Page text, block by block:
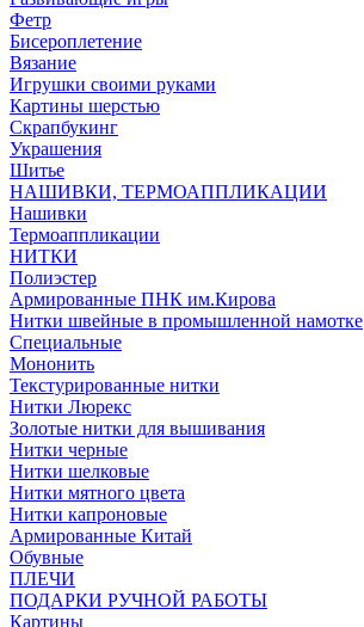
Фетр
Бисероплетение
Вязание
Игрушки своими руками
Картины шерстью
Скрапбукинг
Украшения
Шитье
НАШИВКИ, ТЕРМОАППЛИКАЦИИ
Нашивки
Термоаппликации
НИТКИ
Полиэстер
Армированные ПНК им.Кирова
Нитки швейные в промышленной намотке
Специальные
Мононить
Текстурированные нитки
Нитки Люрекс
Золотые нитки для вышивания
Нитки черные
Нитки шелковые
Нитки мятного цвета
Нитки капроновые
Армированные Китай
Обувные
ПЛЕЧИ
ПОДАРКИ РУЧНОЙ РАБОТЫ
Картины